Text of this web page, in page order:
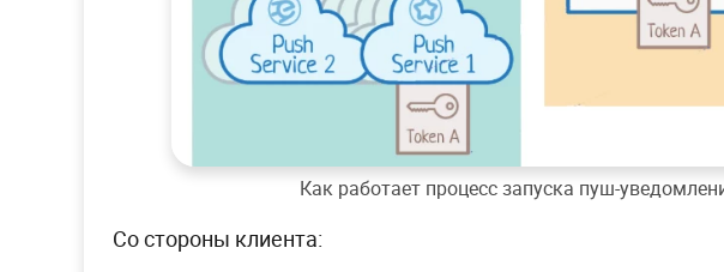
Как работает процесс запуска пуш-
Со стороны клиента: